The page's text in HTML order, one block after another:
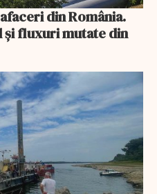
din România.
și fluxuri mutate din